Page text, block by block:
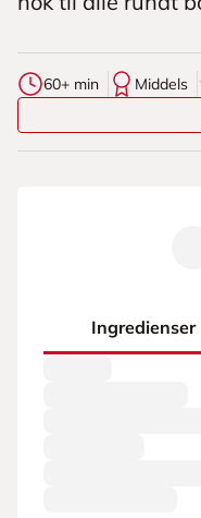
60+ min Middels
Ingredienser